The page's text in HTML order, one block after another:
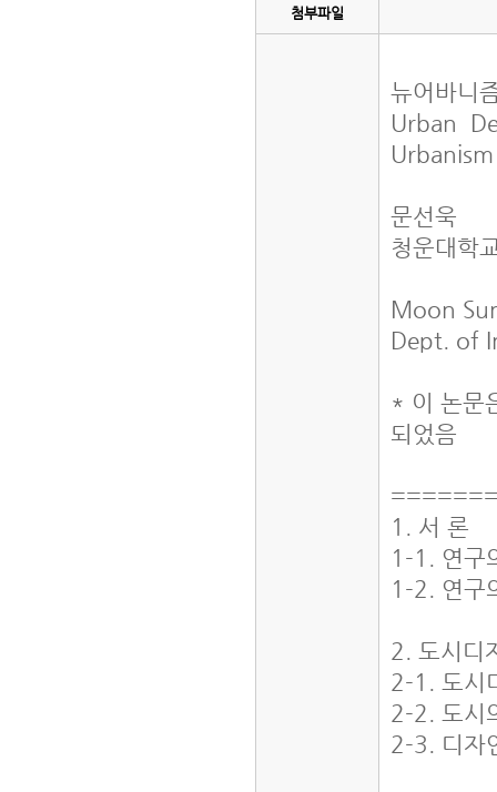
첨부파일
뉴어바니
Urban
문선욱
청운대학
Moon
Dept. of
* 이 논문
되었음
1. 서 론
1-1. 연
1-2. 연구
2. 도시디
2-1. 도시
2-2. 도시
2-3. 디자